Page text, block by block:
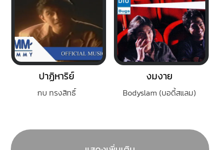
ปาฏิหาริย์
กบ ทรงสิทธิ์
งมงาย
Bodyslam (บอดี้สแลม)